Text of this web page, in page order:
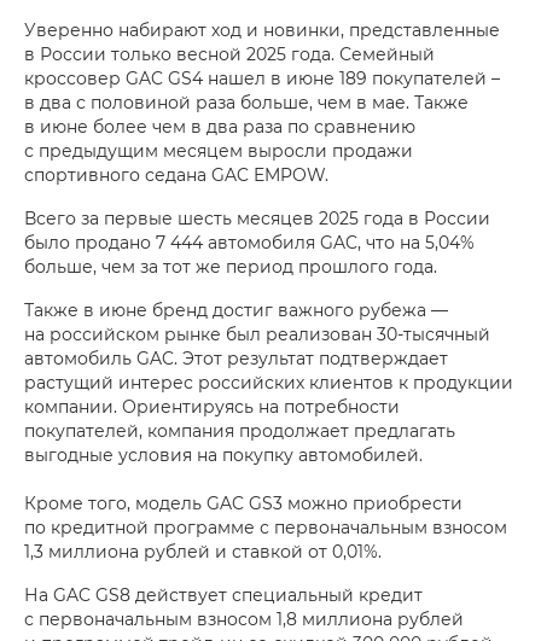
Уверенно набирают ход и новинки, представленные
в России только весной 2025 года. Семейный
кроссовер GAC GS4 нашел в июне 189 покупателей –
в два с половиной раза больше, чем в мае. Также
в июне более чем в два раза по сравнению
с предыдущим месяцем выросли продажи
спортивного седана GAC EMPOW.
Всего за первые шесть месяцев 2025 года в России
было продано 7 444 автомобиля GAC, что на 5,04%
больше, чем за тот же период прошлого года.
Также в июне бренд достиг важного рубежа —
на российском рынке был реализован 30-тысячный
автомобиль GAC. Этот результат подтверждает
растущий интерес российских клиентов к продукции
компании. Ориентируясь на потребности
покупателей, компания продолжает предлагать
выгодные условия на покупку автомобилей.
Кроме того, модель GAC GS3 можно приобрести
по кредитной программе с первоначальным взносом
1,3 миллиона рублей и ставкой от 0,01%.
На GAC GS8 действует специальный кредит
с первоначальным взносом 1,8 миллиона рублей